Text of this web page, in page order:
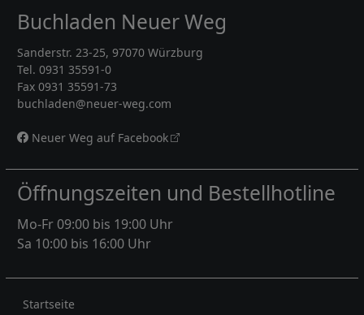
Buchladen Neuer Weg
Sanderstr. 23-25, 97070 Würzburg
Tel. 0931 35591-0
Fax 0931 35591-73
buchladen@neuer-weg.com
Neuer Weg auf Facebook
Öffnungszeiten und Bestellhotline
Mo-Fr 09:00 bis 19:00 Uhr
Sa 10:00 bis 16:00 Uhr
Rechtliches
Startseite